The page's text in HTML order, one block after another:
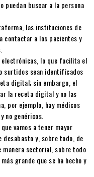
puedan buscar a la persona
las instituciones de
contactar a los pacientes y
electrónicas, lo que facilita el
surtidos sean identificados
digital; sin embargo, el
la receta digital y no las
por ejemplo, hay médicos
no genéricos.
vamos a tener mayor
desabasto y, sobre todo, de
manera sectorial, sobre todo
grande que se ha hecho y